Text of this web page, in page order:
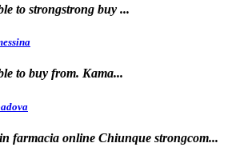
to strongstrong buy ...
to buy from. Kama...
farmacia online Chiunque strongcom...